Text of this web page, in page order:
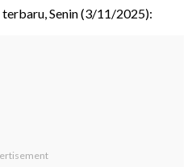
terbaru, Senin (3/11/2025):